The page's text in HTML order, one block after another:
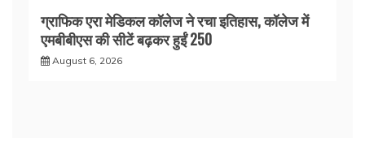
ग्राफिक एरा मेडिकल कॉलेज ने रचा इतिहास, कॉलेज में
एमबीबीएस की सीटें बढ़कर हुईं 250
August 6, 2026